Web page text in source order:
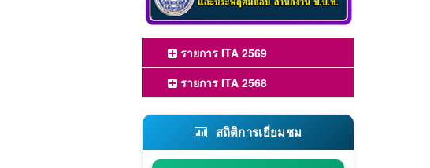
รายการ ITA 2569
รายการ ITA 2568
สถิติการเยี่ยมชม